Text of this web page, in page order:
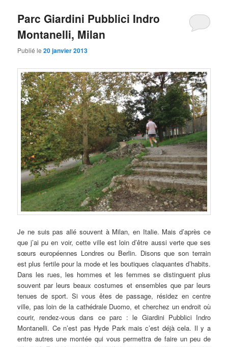
Parc Giardini Pubblici Indro
Montanelli, Milan
Publié le20 janvier 2013
Je ne suis pas allé souvent à Milan, en Italie. Mais d’après ce
que j’ai pu en voir, cette ville est loin d’être aussi verte que ses
sœurs européennes Londres ou Berlin. Disons que son terrain
est plus fertile pour la mode et les boutiques claquantes d’habits.
Dans les rues, les hommes et les femmes se distinguent plus
souvent par leurs beaux costumes et ensembles que par leurs
tenues de sport. Si vous êtes de passage, résidez en centre
ville, pas loin de la cathédrale Duomo, et cherchez un endroit où
courir, rendez-vous dans ce parc : le Giardini Pubblici Indro
Montanelli. Ce n’est pas Hyde Park mais c’est déjà cela. Il y a
entre autres une montée qui vous permettra de faire un peu de